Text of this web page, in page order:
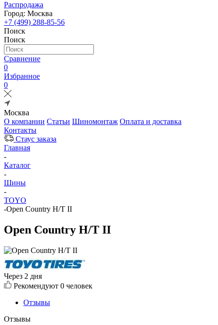
Распродажа
Город: Москва
+7 (499) 288-85-56
Поиск
Поиск
Сравнение
0
Избранное
0
Москва
О компании Статьи Шиномонтаж Оплата и доставка
Контакты
Стаус заказа
Главная
-
Каталог
-
Шины
-
TOYO
-Open Country H/T II
Open Country H/T II
Через 2 дня
Рекомендуют 0 человек
Отзывы
Отзывы